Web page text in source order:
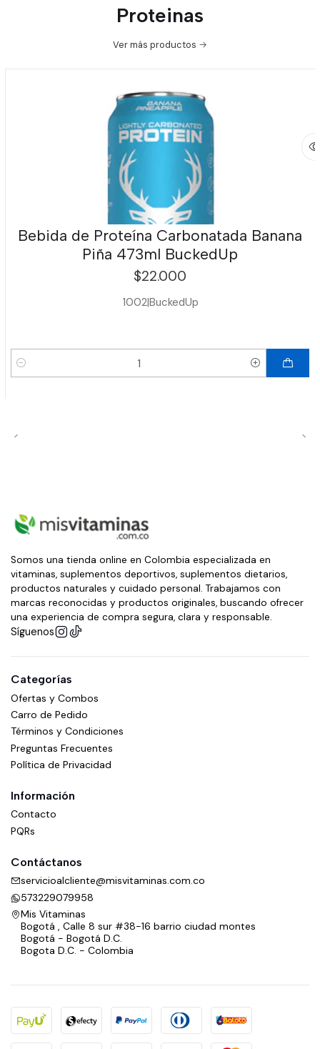
Proteinas
Ver más productos
Bebida de Proteína Carbonatada Banana
Piña 473ml BuckedUp
$22.000
1002|BuckedUp
Cantidad
Somos una tienda online en Colombia especializada en
vitaminas, suplementos deportivos, suplementos dietarios,
productos naturales y cuidado personal. Trabajamos con
marcas reconocidas y productos originales, buscando ofrecer
una experiencia de compra segura, clara y responsable.
Síguenos
Categorías
Ofertas y Combos
Carro de Pedido
Términos y Condiciones
Preguntas Frecuentes
Política de Privacidad
Información
Contacto
PQRs
Contáctanos
servicioalcliente@misvitaminas.com.co
573229079958
Mis Vitaminas
Bogotá , Calle 8 sur #38-16 barrio ciudad montes
Bogotá - Bogotá D.C.
Bogota D.C. - Colombia